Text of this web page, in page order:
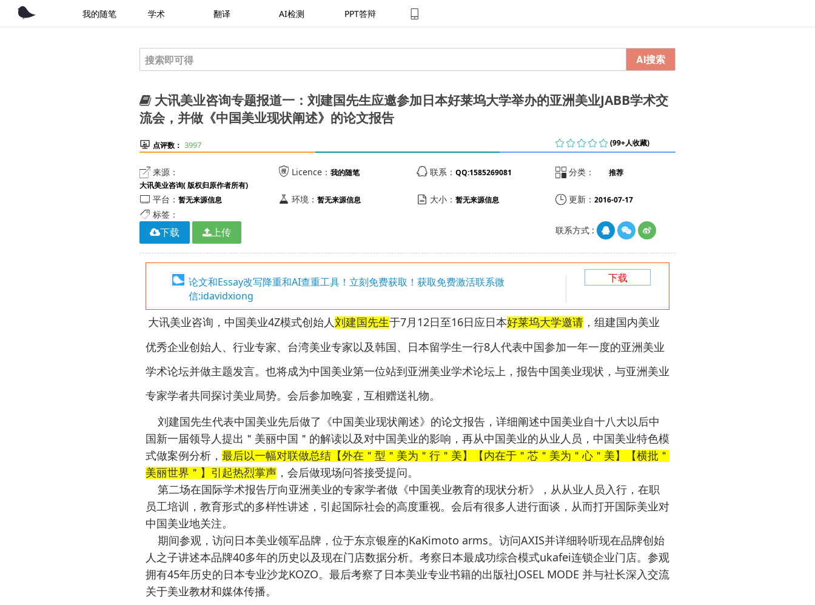
我的随笔 学术 翻译 AI检测 PPT答辩
AI搜索
大讯美业咨询专题报道一：刘建国先生应邀参加日本好莱坞大学举办的亚洲美业JABB学术交
流会，并做《中国美业现状阐述》的论文报告
 点评数： 3997      (99+人收藏)
 来源：
大讯美业咨询( 版权归原作者所有)
 Licence： 我的随笔  联系： QQ:1585269081 分类： 推荐
 平台： 暂无来源信息  环境： 暂无来源信息  大小： 暂无来源信息 更新： 2016-07-17
 标签：
下载 上传 联系方式 :
论文和Essay改写降重和AI查重工具！立刻免费获取！获取免费激活联系微
信:idavidxiong
下载
大讯美业咨询，中国美业4Z模式创始人刘建国先生于7月 12 日至16 日应日本好莱坞大学邀请 ，组建国内美业
优秀企业创始人、行业专家、台湾美业专家以及韩国、日本留学生一行8人代表中国参加一年一度的亚洲美业
学术论坛并做主题发言。也将成为中国美业第一位站到亚洲美业学术论坛上，报告中国美业现状，与亚洲美业
专家学者共同探讨美业局势。会后参加晚宴，互相赠送礼物。
刘建国先生代表中国美业先后做了《中国美业现状阐述》的论文报告，详细阐述中国美业自十八大以后中
国新一届领导人提出＂美丽中国＂的解读以及对中国美业的影响，再从中国美业的从业人员，中国美业特色模
式做案例分析， 最后以一幅对联做总结【外在＂型＂美为＂行＂美】【内在于＂芯＂美为＂心＂美】【横批＂
美丽世界＂】引起热烈掌声 ，会后做现场问答接受提问。
第二场在国际学术报告厅向亚洲美业的专家学者做《中国美业教育的现状分析》，从从业人员入行，在职
员工培训，教育形式的多样性讲述，引起国际社会的高度重视。会后有很多人进行面谈，从而打开国际美业对
中国美业地关注。
期间参观，访问日本美业领军品牌，位于东京银座的KaKimoto arms。访问AXIS并详细聆听现在品牌创始
人之子讲述本品牌40多年的历史以及现在门店数据分析。考察日本最成功综合模式ukafei连锁企业门店。参观
拥有45年历史的日本专业沙龙KOZO。最后考察了日本美业专业书籍的出版社JOSEL MODE 并与社长深入交流
关于美业教材和媒体传播。